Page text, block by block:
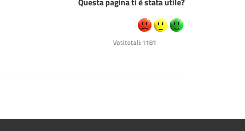
Voti totali: 1181